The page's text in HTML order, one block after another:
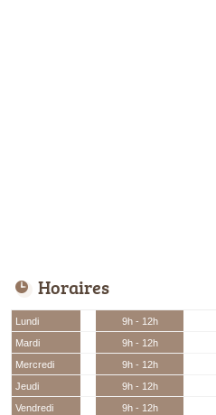
Horaires
Lundi 9h - 12h
Mardi
9h - 12h
Mercredi
9h - 12h
Jeudi
9h - 12h
Vendredi
9h - 12h